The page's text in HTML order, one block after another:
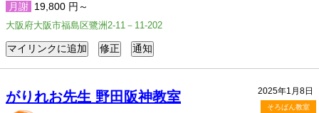
月謝 19,800 円～
大阪府大阪市福島区鷺洲2-11－11-202
2025年1月8日
そろばん教室
がりれお先生 野田阪神教室